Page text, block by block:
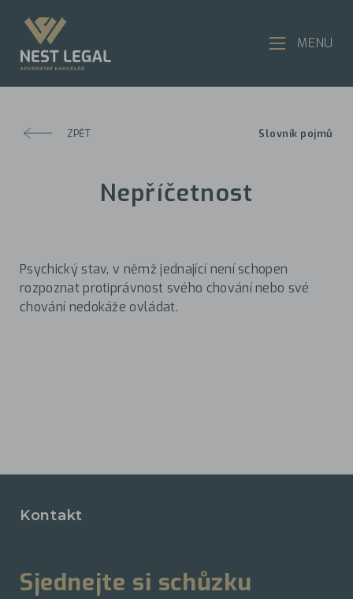
ZPĚT Slovník pojmů
Nepříčetnost
Psychický stav, v němž jednající není schopen
rozpoznat protiprávnost svého chování nebo své
chování nedokáže ovládat.
Kontakt
Sjednejte si schůzku
MENU